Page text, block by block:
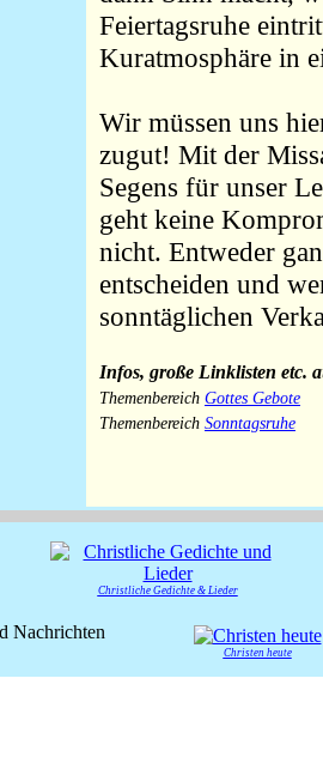
Feiertagsruhe
Kuratmosphäre in
Wir müssen uns
zugut! Mit der
Segens für unser
geht keine
nicht. Entweder
entscheiden und
sonntäglichen
Infos, große Linklisten etc.
Themenbereich Gottes Gebote
Themenbereich Sonntagsruhe
Christliche Gedichte & Lieder
Christen heute